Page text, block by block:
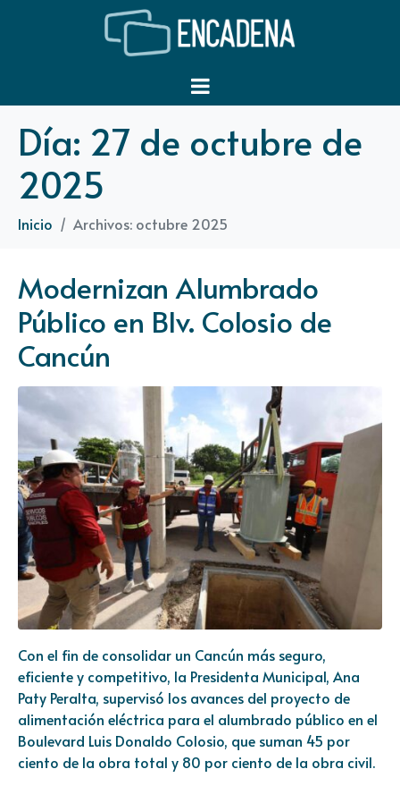
Día: 27 de octubre de
2025
Inicio Archivos: octubre 2025
Modernizan Alumbrado
Público en Blv. Colosio de
Cancún
Con el fin de consolidar un Cancún más seguro,
eficiente y competitivo, la Presidenta Municipal, Ana
Paty Peralta, supervisó los avances del proyecto de
alimentación eléctrica para el alumbrado público en el
Boulevard Luis Donaldo Colosio, que suman 45 por
ciento de la obra total y 80 por ciento de la obra civil.